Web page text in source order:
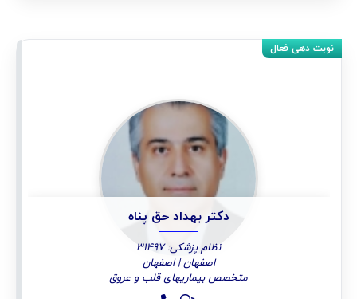
دکتر بهداد حق پناه
نظام پزشکی: 31497
اصفهان | اصفهان
متخصص بیماریهای قلب و عروق